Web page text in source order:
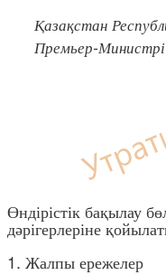
Қазақстан
Премьер-
Өндірістік бақылау
дәрігерлеріне
1. Жалпы ережелер